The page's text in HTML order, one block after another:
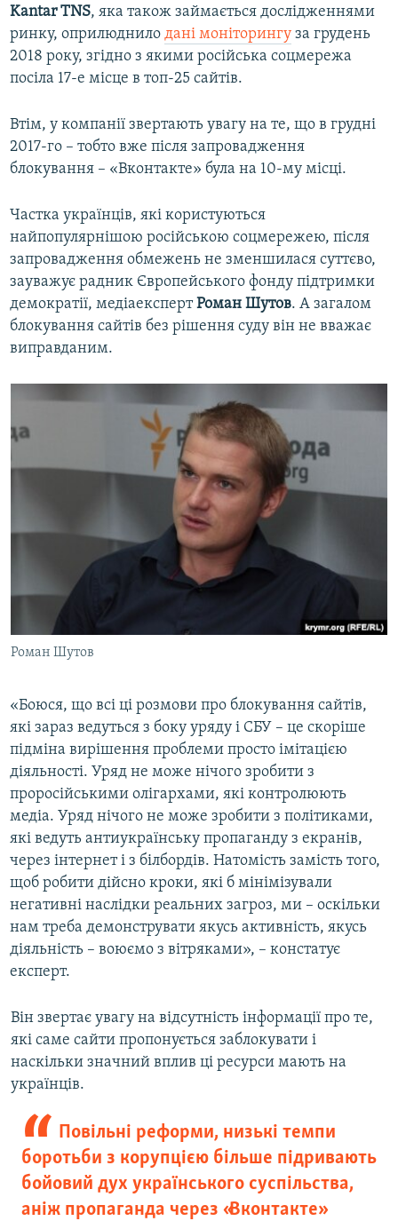
Kantar TNS, яка також займається дослідженнями
ринку, оприлюднило дані моніторингу за грудень
2018 року, згідно з якими російська соцмережа
посіла 17-е місце в топ-25 сайтів.
Втім, у компанії звертають увагу на те, що в грудні
2017-го – тобто вже після запровадження
блокування – «Вконтакте» була на 10-му місці.
Частка українців, які користуються
найпопулярнішою російською соцмережею, після
запровадження обмежень не зменшилася суттєво,
зауважує радник Європейського фонду підтримки
демократії, медіаекспертРоман Шутов. А загалом
блокування сайтів без рішення суду він не вважає
виправданим.
Роман Шутов
«Боюся, що всі ці розмови про блокування сайтів,
які зараз ведуться з боку уряду і СБУ – це скоріше
підміна вирішення проблеми просто імітацією
діяльності. Уряд не може нічого зробити з
проросійськими олігархами, які контролюють
медіа. Уряд нічого не може зробити з політиками,
які ведуть антиукраїнську пропаганду з екранів,
через інтернет і з білбордів. Натомість замість того,
щоб робити дійсно кроки, які б мінімізували
негативні наслідки реальних загроз, ми – оскільки
нам треба демонструвати якусь активність, якусь
діяльність – воюємо з вітряками», – констатує
експерт.
Він звертає увагу на відсутність інформації про те,
які саме сайти пропонується заблокувати і
наскільки значний вплив ці ресурси мають на
українців.
Повільні реформи, низькі темпи
боротьби з корупцією більше підривають
бойовий дух українського суспільства,
аніж пропаганда через «Вконтакте»